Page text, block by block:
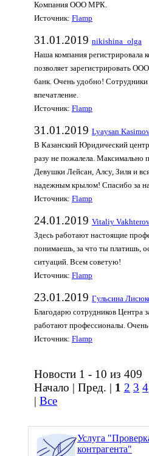
Компания ООО МРК.
Источник: Flamp
31.01.2019 nikishina_olga
Наша компания регистрировала
позволяет зарегистрировать
банк. Очень удобно! Сотрудники
впечатление.
Источник: Flamp
31.01.2019 Lyaysan
В Казанский Юридический
разу не пожалела. Максимально
Девушки Лейсан, Алсу, Зиля и
надежным крылом! Спасибо за
Источник: Flamp
24.01.2019 Vitaliy
Здесь работают настоящие
понимаешь, за что ты платишь,
ситуаций. Всем советую!
Источник: Flamp
23.01.2019 Гульсина
Благодарю сотрудников Центра
работают профессионалы.
Источник: Flamp
Новости 1 - 10 из 409
Начало | Пред. | 1 2 3 4
| Все
Услуга
контрагента"